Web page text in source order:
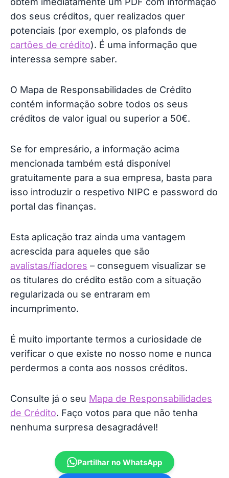
dos seus créditos, quer realizados quer
potenciais (por exemplo, os plafonds de
cartões de crédito). É uma informação que
interessa sempre saber.
O Mapa de Responsabilidades de Crédito
contém informação sobre todos os seus
créditos de valor igual ou superior a 50€.
Se for empresário, a informação acima
mencionada também está disponível
gratuitamente para a sua empresa, basta para
isso introduzir o respetivo NIPC e password do
portal das finanças.
Esta aplicação traz ainda uma vantagem
acrescida para aqueles que são
avalistas/fiadores – conseguem visualizar se
os titulares do crédito estão com a situação
regularizada ou se entraram em
incumprimento.
É muito importante termos a curiosidade de
verificar o que existe no nosso nome e nunca
perdermos a conta aos nossos créditos.
Consulte já o seu Mapa de Responsabilidades
de Crédito. Faço votos para que não tenha
nenhuma surpresa desagradável!
Partilhar no WhatsApp